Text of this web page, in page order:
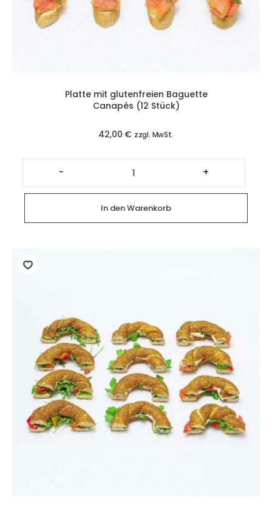
Platte mit glutenfreien Baguette
Canapés (12 Stück)
42,00 € zzgl. MwSt.
-
Platte
mit
glutenfreien
Baguette
Canapés
(12
Stück)
Menge
+
In den Warenkorb